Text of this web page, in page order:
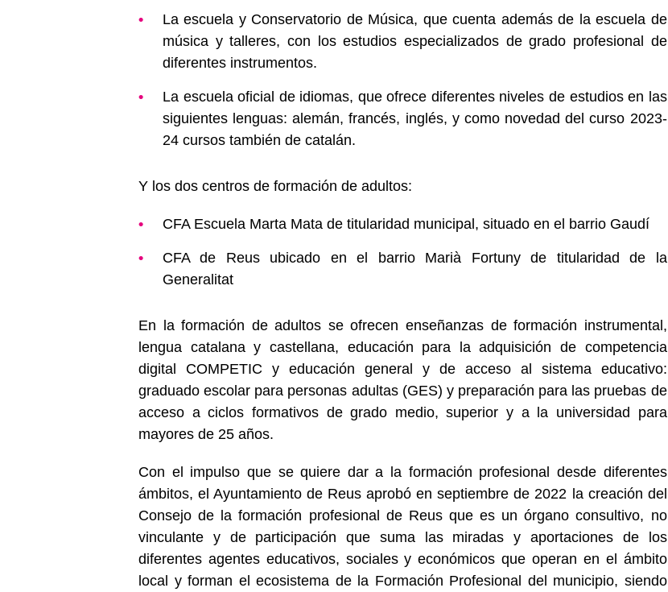
La escuela y Conservatorio de Música, que cuenta además de la escuela de
música y talleres, con los estudios especializados de grado profesional de
diferentes instrumentos.
La escuela oficial de idiomas, que ofrece diferentes niveles de estudios en las
siguientes lenguas: alemán, francés, inglés, y como novedad del curso 2023-
24 cursos también de catalán.
Y los dos centros de formación de adultos:
CFA Escuela Marta Mata de titularidad municipal, situado en el barrio Gaudí
CFA de Reus ubicado en el barrio Marià Fortuny de titularidad de la
Generalitat
En la formación de adultos se ofrecen enseñanzas de formación instrumental,
lengua catalana y castellana, educación para la adquisición de competencia
digital COMPETIC y educación general y de acceso al sistema educativo:
graduado escolar para personas adultas (GES) y preparación para las pruebas de
acceso a ciclos formativos de grado medio, superior y a la universidad para
mayores de 25 años.
Con el impulso que se quiere dar a la formación profesional desde diferentes
ámbitos, el Ayuntamiento de Reus aprobó en septiembre de 2022 la creación del
Consejo de la formación profesional de Reus que es un órgano consultivo, no
vinculante y de participación que suma las miradas y aportaciones de los
diferentes agentes educativos, sociales y económicos que operan en el ámbito
local y forman el ecosistema de la Formación Profesional del municipio, siendo